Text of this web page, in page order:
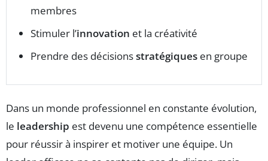
membres
Stimuler l’innovation et la créativité
Prendre des décisionsstratégiques en groupe
Dans un monde professionnel en constante évolution,
le leadership est devenu une compétence essentielle
pour réussir à inspirer et motiver une équipe. Un